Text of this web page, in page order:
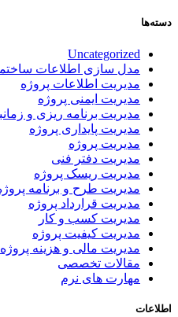
دسته‌ها
Uncategorized
مدل سازی اطلاعات
مدیریت اطلاعات پروژه
مدیریت ایمنی پروژه
مدیریت برنامه ریزی و
مدیریت پایداری پروژه
مدیریت پروژه
مدیریت دفتر فنی
مدیریت ریسک پروژه
مدیریت طرح و برنامه
مدیریت قرارداد پروژه
مدیریت کسب و کار
مدیریت کیفیت پروژه
مدیریت مالی و هزینه پروژه
مقالات تخصصی
مهارت های نرم
اطلاعات